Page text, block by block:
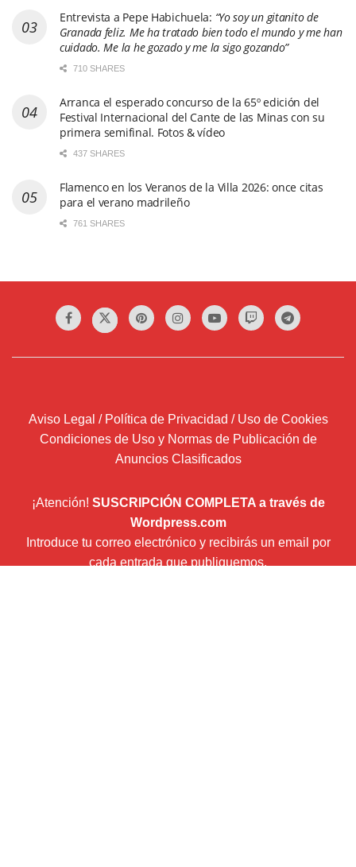
Entrevista a Pepe Habichuela: “Yo soy un gitanito de
Granada feliz. Me ha tratado bien todo el mundo y me han
cuidado. Me la he gozado y me la sigo gozando”
710 SHARES
Arranca el esperado concurso de la 65º edición del
Festival Internacional del Cante de las Minas con su
primera semifinal. Fotos & vídeo
437 SHARES
Flamenco en los Veranos de la Villa 2026: once citas
para el verano madrileño
761 SHARES
Aviso Legal / Política de Privacidad / Uso de Cookies
Condiciones de Uso y Normas de Publicación de
Anuncios Clasificados
¡Atención! SUSCRIPCIÓN COMPLETA a través de
Wordpress.com
Introduce tu correo electrónico y recibirás un email por
cada entrada que publiquemos.